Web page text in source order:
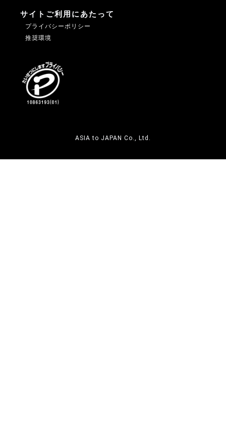
サイトご利用にあたって
プライバシーポリシー
推奨環境
ASIA to JAPAN Co., Ltd.